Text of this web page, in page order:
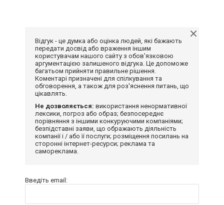
Відгук - це думка або оцінка людей, які бажають
передати досвід або враження іншим
користувачам нашого сайту з обов'язковою
аргументацією залишеного відгука. Це допоможе
багатьом прийняти правильне рішення.
Коментарі призначені для спілкування та
обговорення, а також для роз'яснення питань, що
цікавлять.
Не дозволяється: використання ненормативної
лексики, погроз або образ; безпосереднє
порівняння з іншими конкуруючими компаніями;
безпідставні заяви, що ображають діяльність
компанії і / або її послуги; розміщення посилань на
сторонні інтернет-ресурси; реклама та
самореклама.
Введіть email: